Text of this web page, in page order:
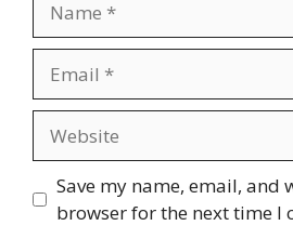
Save my name, email, and
browser for the next time I